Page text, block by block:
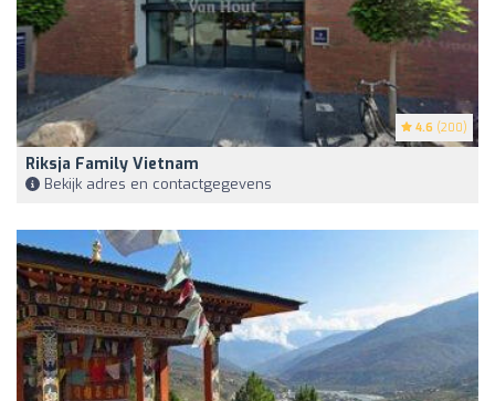
4.6 (200)
Riksja Family Vietnam
Bekijk adres en contactgegevens